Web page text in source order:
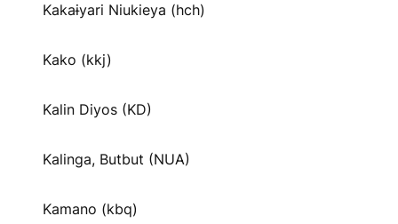
Kakaɨyari Niukieya (hch)
Kako (kkj)
Kalin Diyos (KD)
Kalinga, Butbut (NUA)
Kamano (kbq)